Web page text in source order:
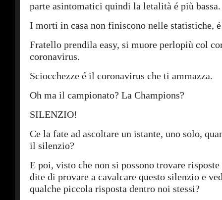
parte asintomatici quindi la letalità é più bassa.
I morti in casa non finiscono nelle statistiche,
Fratello prendila easy, si muore perlopiù col
coronavirus.
Sciocchezze é il coronavirus che ti ammazza.
Oh ma il campionato? La Champions?
SILENZIO!
Ce la fate ad ascoltare un istante, uno solo,
il silenzio?
E poi, visto che non si possono trovare
dite di provare a cavalcare questo silenzio e
qualche piccola risposta dentro noi stessi?